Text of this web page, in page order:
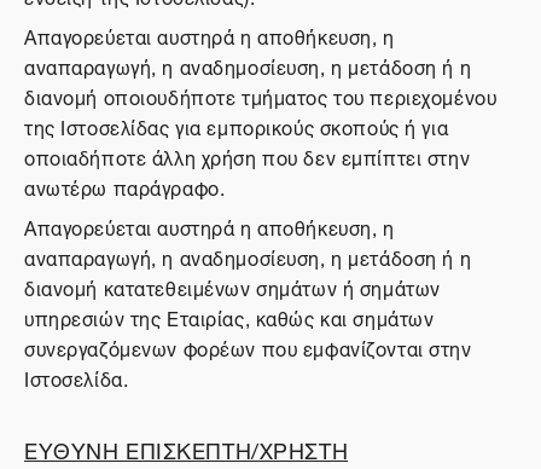
Απαγορεύεται αυστηρά η αποθήκευση, η
αναπαραγωγή, η αναδημοσίευση, η μετάδοση ή η
διανομή οποιουδήποτε τμήματος του περιεχομένου
της Ιστοσελίδας για εμπορικούς σκοπούς ή για
οποιαδήποτε άλλη χρήση που δεν εμπίπτει στην
ανωτέρω παράγραφο.
Απαγορεύεται αυστηρά η αποθήκευση, η
αναπαραγωγή, η αναδημοσίευση, η μετάδοση ή η
διανομή κατατεθειμένων σημάτων ή σημάτων
υπηρεσιών της Εταιρίας, καθώς και σημάτων
συνεργαζόμενων φορέων που εμφανίζονται στην
Ιστοσελίδα.
ΕΥΘΥΝΗ ΕΠΙΣΚΕΠΤΗ/ΧΡΗΣΤΗ